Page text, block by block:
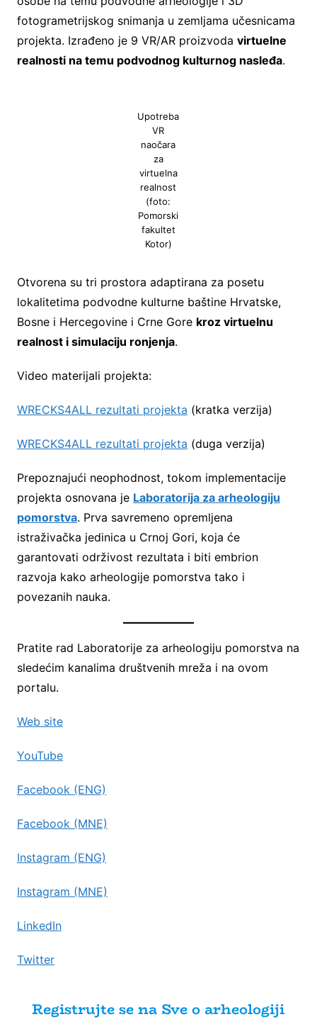
fotogrametrijskog snimanja u zemljama učesnicama
projekta. Izrađeno je 9 VR/AR proizvoda virtuelne
realnosti na temu podvodnog kulturnog nasleđa.
Upotreba
VR
naočara
za
virtuelna
realnost
(foto:
Pomorski
fakultet
Kotor)
Otvorena su tri prostora adaptirana za posetu
lokalitetima podvodne kulturne baštine Hrvatske,
Bosne i Hercegovine i Crne Gore kroz virtuelnu
realnost i simulaciju ronjenja.
Video materijali projekta:
WRECKS4ALL rezultati projekta (kratka verzija)
WRECKS4ALL rezultati projekta (duga verzija)
Prepoznajući neophodnost, tokom implementacije
projekta osnovana je Laboratorija za arheologiju
pomorstva. Prva savremeno opremljena
istraživačka jedinica u Crnoj Gori, koja će
garantovati održivost rezultata i biti embrion
razvoja kako arheologije pomorstva tako i
povezanih nauka.
Pratite rad Laboratorije za arheologiju pomorstva na
sledećim kanalima društvenih mreža i na ovom
portalu.
Web site
YouTube
Facebook (ENG)
Facebook (MNE)
Instagram (ENG)
Instagram (MNE)
LinkedIn
Twitter
Registrujte se na Sve o arheologiji